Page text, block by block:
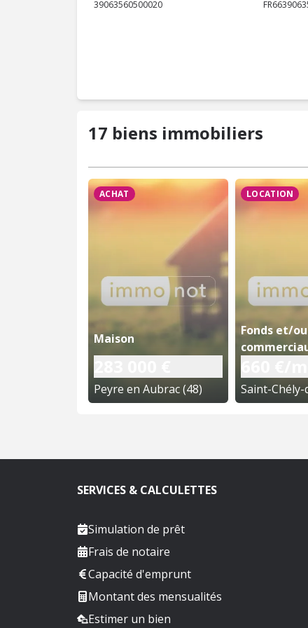
39063560500020
17 biens immobiliers
ACHAT
Maison
Peyre en Aubrac (48)
LOCATION
Fonds et/
SERVICES & CALCULETTES
Simulation de prêt
Frais de notaire
Capacité d'emprunt
Montant des mensualités
Estimer un bien